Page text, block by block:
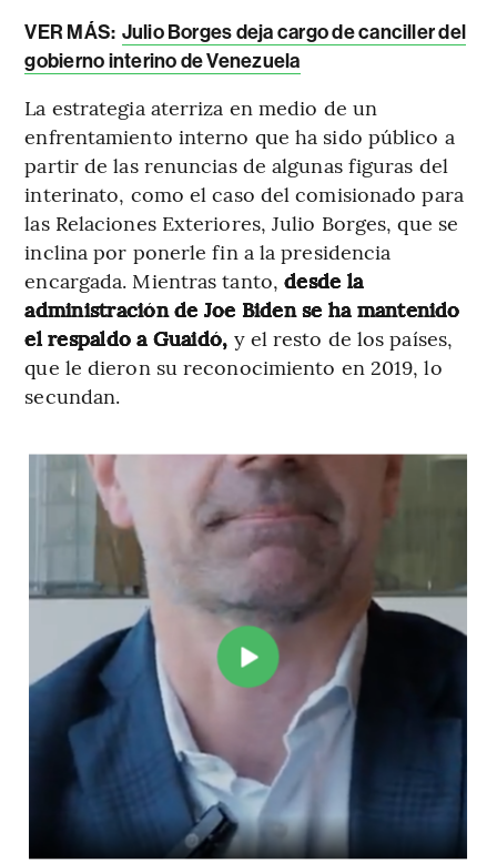
VER MÁS: Julio Borges deja cargo de canciller del
gobierno interino de Venezuela
La estrategia aterriza en medio de un
enfrentamiento interno que ha sido público a
partir de las renuncias de algunas figuras del
interinato, como el caso del comisionado para
las Relaciones Exteriores, Julio Borges, que se
inclina por ponerle fin a la presidencia
encargada. Mientras tanto,desde la
administración de Joe Biden se ha mantenido
el respaldo a Guaidó, y el resto de los países,
que le dieron su reconocimiento en 2019, lo
secundan.